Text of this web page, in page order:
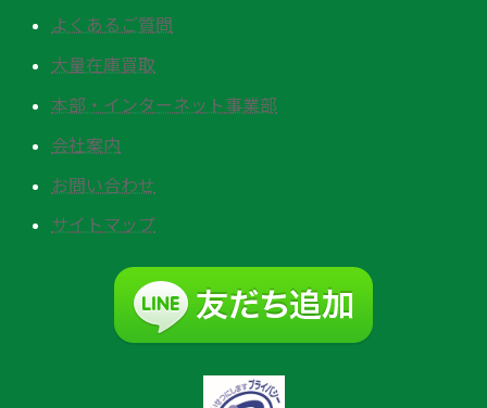
よくあるご質問
大量在庫買取
本部・インターネット事業部
会社案内
お問い合わせ
サイトマップ